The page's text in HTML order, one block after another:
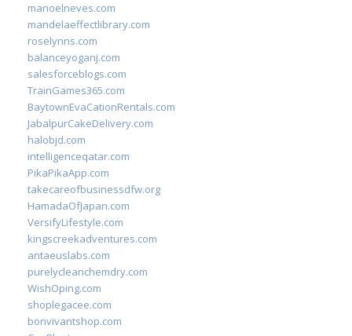
manoelneves.com
mandelaeffectlibrary.com
roselynns.com
balanceyoganj.com
salesforceblogs.com
TrainGames365.com
BaytownEvaCationRentals.com
JabalpurCakeDelivery.com
halobjd.com
intelligenceqatar.com
PikaPikaApp.com
takecareofbusinessdfw.org
HamadaOfJapan.com
VersifyLifestyle.com
kingscreekadventures.com
antaeuslabs.com
purelycleanchemdry.com
WishOping.com
shoplegacee.com
bonvivantshop.com